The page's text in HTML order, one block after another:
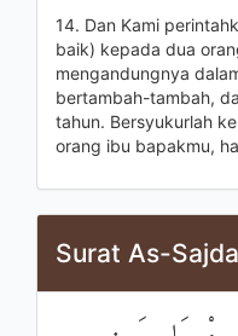
14. Dan Kami
baik) kepada dua
mengandungnya
bertambah-tambah,
tahun. Bersyukurlah
orang ibu bapakmu,
Surat As-